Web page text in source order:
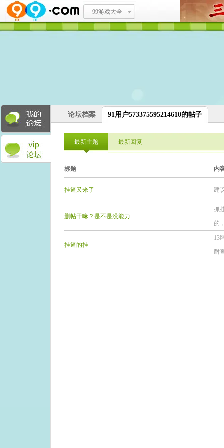
99游戏大全
论坛档案 91用户573375595214610的帖子
最新主题 最新回复
标题 内
挂逼又来了 建
删帖干嘛？是不是没能力
抓
的
挂逼的挂
13
耐